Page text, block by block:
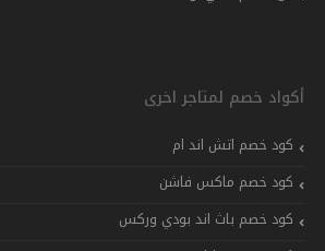
أكواد خصم لمتاجر اخرى
كود خصم اتش اند ام
كود خصم ماكس فاشن
كود خصم باث اند بودي وركس